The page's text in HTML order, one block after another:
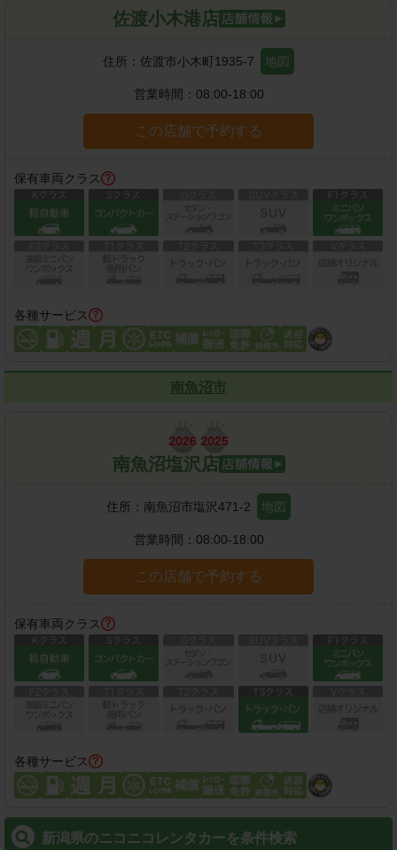
佐渡小木港店
住所： 佐渡市小木町1935-7 地図
営業時間： 08:00-18:00
この店舗で予約する
保有車両クラス
各種サービス
南魚沼市
南魚沼塩沢店
住所： 南魚沼市塩沢471-2 地図
営業時間： 08:00-18:00
この店舗で予約する
保有車両クラス
各種サービス
新潟県のニコニコレンタカーを条件検索